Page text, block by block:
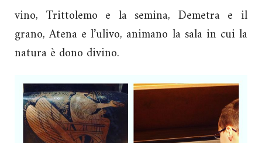
vino, Trittolemo e la semina, Demetra e il
grano, Atena e l’ulivo, animano la sala in cui la
natura è dono divino.